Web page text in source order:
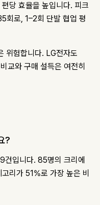
당 효율을 높입니다. 피크
회로, 1–2회 단발 협업 평
위험합니다. LG전자도
교와 구매 설득은 여전히
?
건입니다. 85명의 크리에
리가 51%로 가장 높은 비